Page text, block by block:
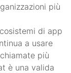
più
di app
a usare
più
è una valida